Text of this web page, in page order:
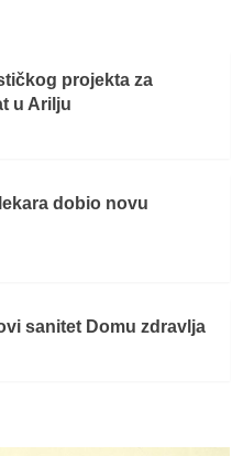
projekta za
u Arilju
dobio novu
sanitet Domu zdravlja